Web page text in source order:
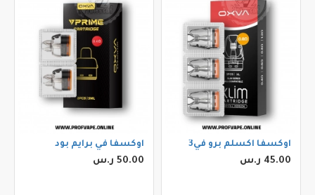
اوكسفا اكسلم برو في3
45.00 ر.س
اوكسفا في برايم بود
50.00 ر.س